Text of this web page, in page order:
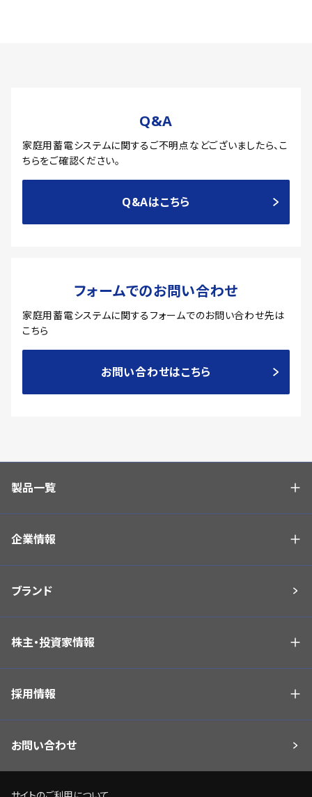
Q&A
家庭用蓄電システムに関するご不明点などございましたら、 こ
ちらをご確認ください。
Q&Aはこちら
フォームでのお問い合わせ
家庭用蓄電システムに関するフォームでのお問い合わせ先は
こちら
お問い合わせはこちら
製品一覧
企業情報
ブランド
株主・投資家情報
採用情報
お問い合わせ